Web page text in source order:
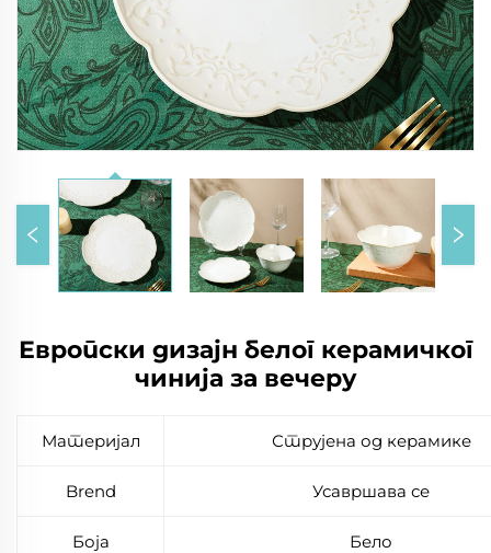
Европски дизајн белог керамичког
чинија за вечеру
Материјал Струјена од керамике
Brend Усавршава се
Боја Бело